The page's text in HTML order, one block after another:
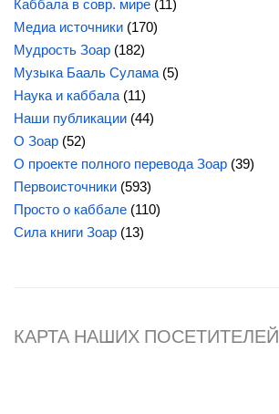
Каббала в совр. мире (11)
Медиа источники (170)
Мудрость Зоар (182)
Музыка Бааль Сулама (5)
Наука и каббала (11)
Наши публикации (44)
О Зоар (52)
О проекте полного перевода Зоар (39)
Первоисточники (593)
Просто о каббале (110)
Сила книги Зоар (13)
КАРТА НАШИХ ПОСЕТИТЕЛЕЙ